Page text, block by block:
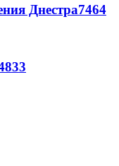
Днестра7464